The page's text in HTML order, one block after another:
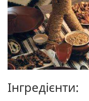
Інгредієнти: